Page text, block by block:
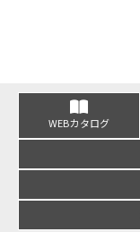
WEBカタログ